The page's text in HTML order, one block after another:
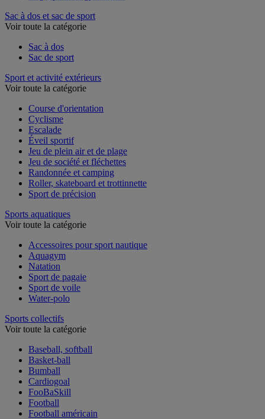
Sac à dos et sac de sport
Sac à dos
Sport et activité extérieurs
Course d'orientation
Cyclisme
Escalade
Éveil sportif
Jeu de plein air et de plage
Jeu de société et fléchettes
Randonnée et camping
Roller, skateboard et trottinnette
Sports aquatiques
Accessoires pour sport nautique
Aquagym
Natation
Sport de pagaie
Sport de voile
Sports collectifs
Baseball, softball
Basket-ball
Bumball
Cardiogoal
FooBaSkill
Football